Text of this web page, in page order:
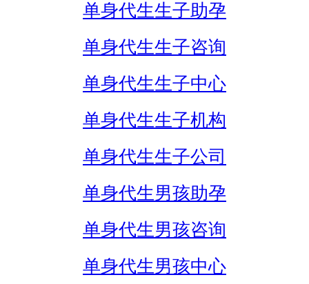
单身代生生子助孕
单身代生生子咨询
单身代生生子中心
单身代生生子机构
单身代生生子公司
单身代生男孩助孕
单身代生男孩咨询
单身代生男孩中心